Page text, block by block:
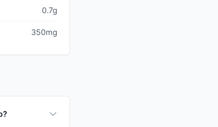
0.7g
350mg